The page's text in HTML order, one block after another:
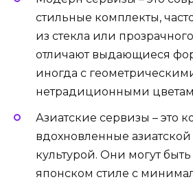
стильные комплекты,
из стекла или
отличают выдающиеся
иногда с
нетрадиционными
Азиатские сервизы – это
вдохновленные
культурой. Они могут
японском стиле с